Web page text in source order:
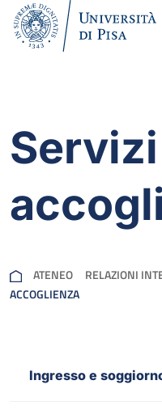
ATENEO RELAZIONI
ACCOGLIENZA
Ingresso e